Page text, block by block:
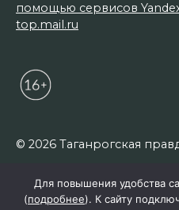
помощью сервисов
top.mail.ru
© 2026 Таганрогская
Для повышения удобства
(подробнее). К сайту